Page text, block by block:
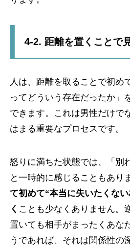
4-2. 距離を置くことで
人は、距離を取ることで初め
ってどういう存在だったか」
できます。これは男性だけで
はまる重要なプロセスです。
怒りに満ちた状態では、「別
と一時的に感じることもあり
て初めて“本当に失いたくな
く ことも少なくありません。
置いても相手がまったくあな
うであれば、それは関係性の